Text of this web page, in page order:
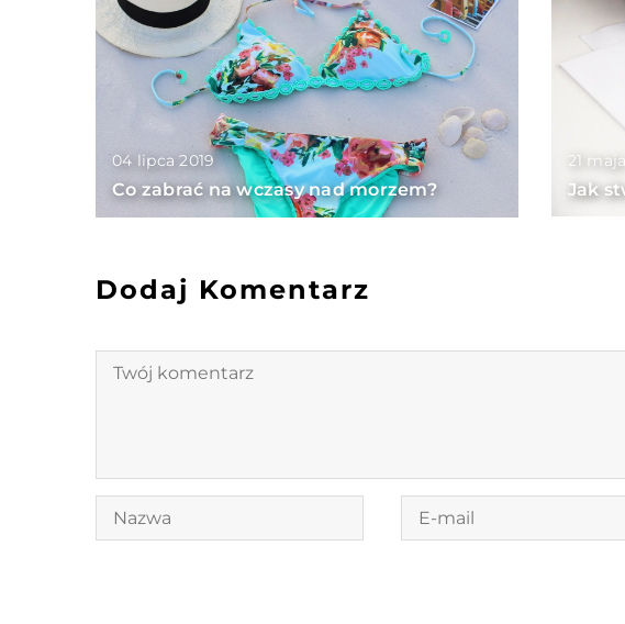
04 lipca 2019
Co zabrać na wczasy nad morzem?
21
Jak
Dodaj Komentarz